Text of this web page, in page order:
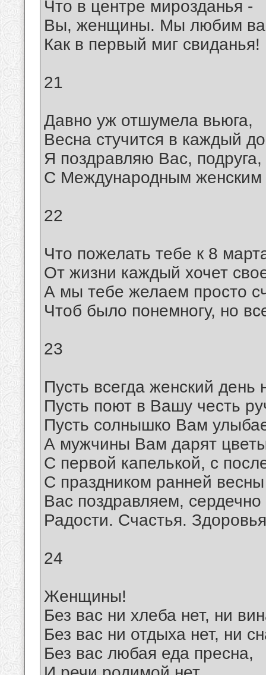
Что в центре мирозданья -
Вы, женщины. Мы любим
Как в первый миг свиданья!
21
Давно уж отшумела вьюга,
Весна стучится в каждый
Я поздравляю Вас, подруга,
С Международным женским
22
Что пожелать тебе к 8
От жизни каждый хочет
А мы тебе желаем просто
Чтоб было понемногу, но
23
Пусть всегда женский день
Пусть поют в Вашу честь
Пусть солнышко Вам
А мужчины Вам дарят
С первой капелькой, с
С праздником ранней весны
Вас поздравляем,
Радости. Счастья.
24
Женщины!
Без вас ни хлеба нет, ни
Без вас ни отдыха нет, ни
Без вас любая еда пресна,